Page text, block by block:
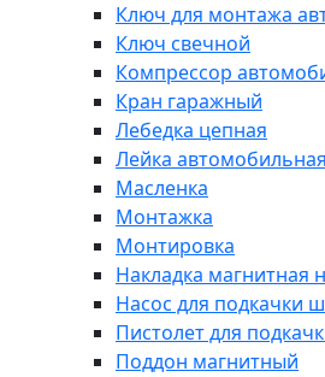
Ключ для монтажа
Ключ свечной
Компрессор
Кран гаражный
Лебедка цепная
Лейка автомобильная
Масленка
Монтажка
Монтировка
Накладка магнитная
Насос для подкачки
Пистолет для
Поддон магнитный